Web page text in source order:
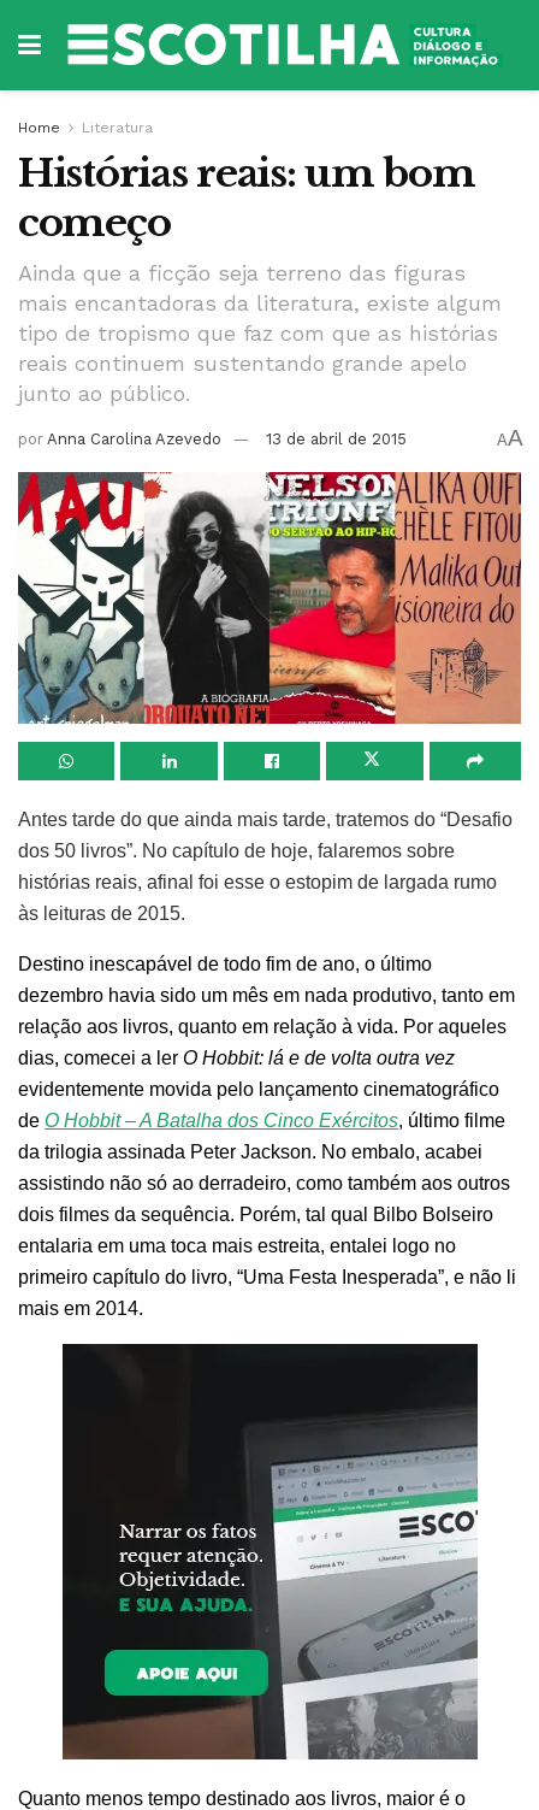
Home Literatura
Histórias reais: um bom
começo
Ainda que a ficção seja terreno das figuras
mais encantadoras da literatura, existe algum
tipo de tropismo que faz com que as histórias
reais continuem sustentando grande apelo
junto ao público.
por Anna Carolina Azevedo 13 de abril de 2015 AA
Antes tarde do que ainda mais tarde, tratemos do “Desafio
dos 50 livros”. No capítulo de hoje, falaremos sobre
histórias reais, afinal foi esse o estopim de largada rumo
às leituras de 2015.
Destino inescapável de todo fim de ano, o último
dezembro havia sido um mês em nada produtivo, tanto em
relação aos livros, quanto em relação à vida. Por aqueles
dias, comecei a ler O Hobbit: lá e de volta outra vez
evidentemente movida pelo lançamento cinematográfico
de O Hobbit – A Batalha dos Cinco Exércitos, último filme
da trilogia assinada Peter Jackson. No embalo, acabei
assistindo não só ao derradeiro, como também aos outros
dois filmes da sequência. Porém, tal qual Bilbo Bolseiro
entalaria em uma toca mais estreita, entalei logo no
primeiro capítulo do livro, “Uma Festa Inesperada”, e não li
mais em 2014.
Quanto menos tempo destinado aos livros, maior é o